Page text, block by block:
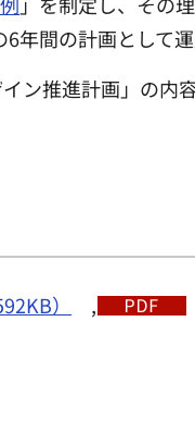
年間の計画として運
ン推進計画」の内
） ,